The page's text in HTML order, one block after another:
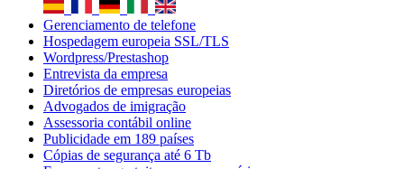
Gerenciamento de telefone
Hospedagem europeia SSL/TLS
Wordpress/Prestashop
Entrevista da empresa
Diretórios de empresas europeias
Advogados de imigração
Assessoria contábil online
Publicidade em 189 países
Cópias de segurança até 6 Tb